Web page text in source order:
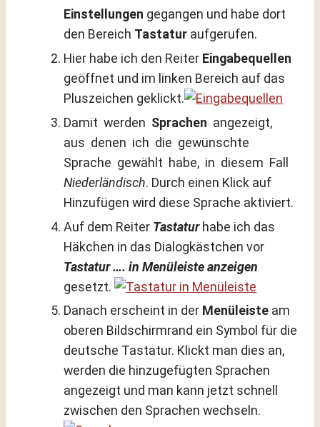
Einstellungen gegangen und habe dort
den Bereich Tastatur aufgerufen.
Hier habe ich den Reiter Eingabequellen
geöffnet und im linken Bereich auf das
Pluszeichen geklickt.
Damit werden Sprachen angezeigt,
aus denen ich die gewünschte
Sprache gewählt habe, in diesem Fall
Niederländisch. Durch einen Klick auf
Hinzufügen wird diese Sprache aktiviert.
Auf dem Reiter Tastaturhabe ich das
Häkchen in das Dialogkästchen vor
Tastatur …. in Menüleiste anzeigen
gesetzt.
Danach erscheint in der Menüleiste am
oberen Bildschirmrand ein Symbol für die
deutsche Tastatur. Klickt man dies an,
werden die hinzugefügten Sprachen
angezeigt und man kann jetzt schnell
zwischen den Sprachen wechseln.